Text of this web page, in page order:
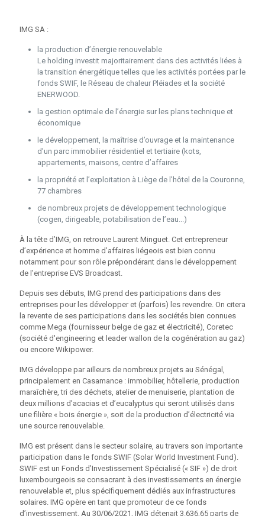
IMG SA :
la production d’énergie renouvelable
Le holding investit majoritairement dans des activités liées à
la transition énergétique telles que les activités portées par le
fonds SWIF, le Réseau de chaleur Pléiades et la société
ENERWOOD.
la gestion optimale de l’énergie sur les plans technique et
économique
le développement, la maîtrise d’ouvrage et la maintenance
d’un parc immobilier résidentiel et tertiaire (kots,
appartements, maisons, centre d’affaires
la propriété et l’exploitation à Liège de l’hôtel de la Couronne,
77 chambres
de nombreux projets de développement technologique
(cogen, dirigeable, potabilisation de l’eau...)
À la tête d’IMG, on retrouve Laurent Minguet. Cet entrepreneur
d’expérience et homme d’affaires liégeois est bien connu
notamment pour son rôle prépondérant dans le développement
de l’entreprise EVS Broadcast.
Depuis ses débuts, IMG prend des participations dans des
entreprises pour les développer et (parfois) les revendre. On citera
la revente de ses participations dans les sociétés bien connues
comme Mega (fournisseur belge de gaz et électricité), Coretec
(société d'engineering et leader wallon de la cogénération au gaz)
ou encore Wikipower.
IMG développe par ailleurs de nombreux projets au Sénégal,
principalement en Casamance : immobilier, hôtellerie, production
maraîchère, tri des déchets, atelier de menuiserie, plantation de
deux millions d’acacias et d’eucalyptus qui seront utilisés dans
une filière « bois énergie », soit de la production d’électricité via
une source renouvelable.
IMG est présent dans le secteur solaire, au travers son importante
participation dans le fonds SWIF (Solar World Investment Fund).
SWIF est un Fonds d’Investissement Spécialisé (« SIF ») de droit
luxembourgeois se consacrant à des investissements en énergie
renouvelable et, plus spécifiquement dédiés aux infrastructures
solaires. IMG opère en tant que promoteur de ce fonds
d’investissement. Au 30/06/2021, IMG détenait 3.636,65 parts de